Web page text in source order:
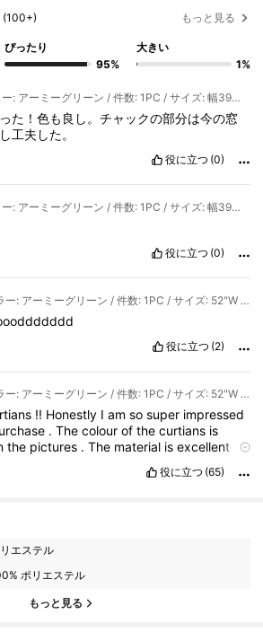
(100+) もっと見る
ぴったり
95%
大きい
1%
カラー: アーミーグリーン / 件数: 1PC / サイズ: 幅39インチ x 長さ79インチ(100 x 200cm)
た！色も良し。チャックの部分は今の窓
工夫した。
役に立つ (0)
カラー: アーミーグリーン / 件数: 1PC / サイズ: 幅39インチ x 長さ79インチ(100 x 200cm)
役に立つ (0)
カラー: アーミーグリーン / 件数: 1PC / サイズ: 52"W x 84"L(132 x 213cm)
役に立つ (2)
カラー: アーミーグリーン / 件数: 1PC / サイズ: 52"W x 84"L(132 x 213cm)
!! Honestly I am so super impressed
.Thecolourofthecurtians is
the pictures .The material isexcellent
purchaseandwould
役に立つ (65)
エステル
ポリエステル
もっと見る
フォロワー
フォロワー